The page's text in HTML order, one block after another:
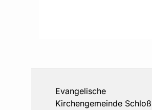
Evangelische
Kirchengemeinde Schloß